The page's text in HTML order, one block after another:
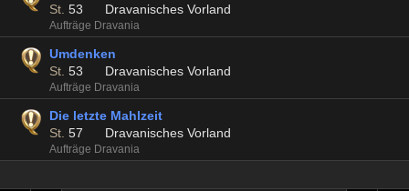
St. 53 Dravanisches Vorland
Aufträge Dravania
Umdenken
St. 53 Dravanisches Vorland
Aufträge Dravania
Die letzte Mahlzeit
St. 57 Dravanisches Vorland
Aufträge Dravania